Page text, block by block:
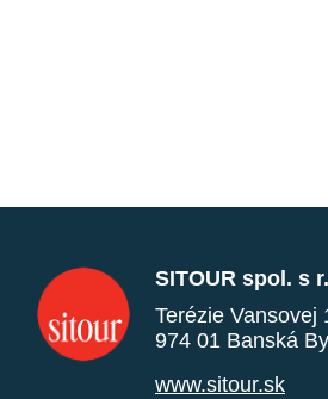
SITOUR spol. s
Terézie Vansovej
974 01 Banská
www.sitour.sk